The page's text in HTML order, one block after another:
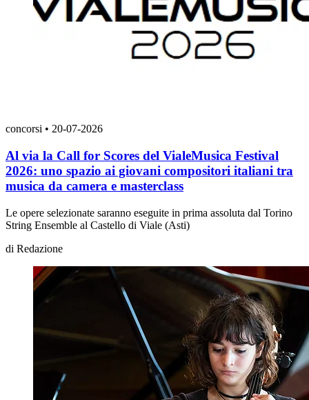
concorsi • 20-07-2026
Al via la Call for Scores del VialeMusica Festival
2026: uno spazio ai giovani compositori italiani tra
musica da camera e masterclass
Le opere selezionate saranno eseguite in prima assoluta dal Torino
String Ensemble al Castello di Viale (Asti)
di Redazione